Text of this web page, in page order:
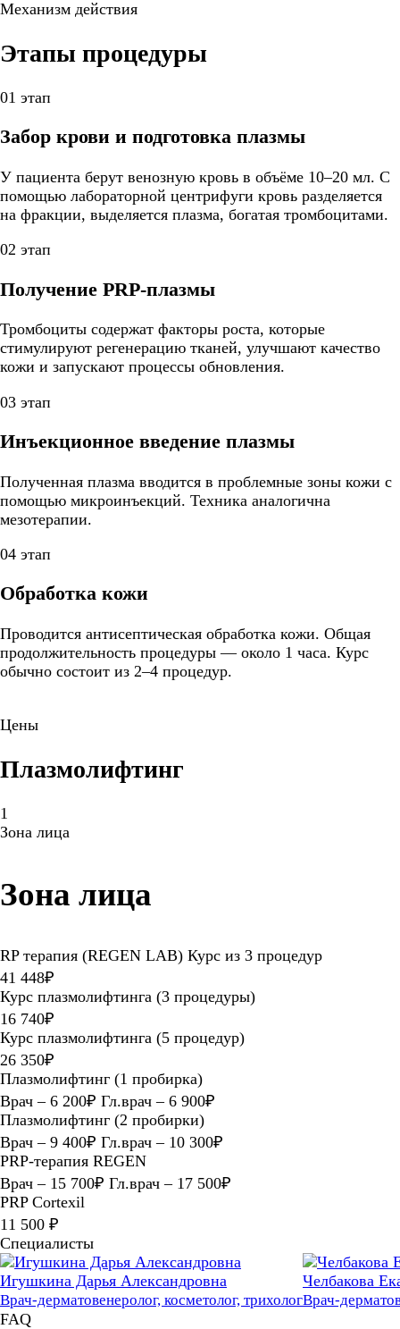
Механизм действия
Этапы процедуры
01 этап
Забор крови и подготовка плазмы
У пациента берут венозную кровь в объёме 10–20 мл. С
помощью лабораторной центрифуги кровь разделяется
на фракции, выделяется плазма, богатая тромбоцитами.
02 этап
Получение PRP-плазмы
Тромбоциты содержат факторы роста, которые
стимулируют регенерацию тканей, улучшают качество
кожи и запускают процессы обновления.
03 этап
Инъекционное введение плазмы
Полученная плазма вводится в проблемные зоны кожи с
помощью микроинъекций. Техника аналогична
мезотерапии.
04 этап
Обработка кожи
Проводится антисептическая обработка кожи. Общая
продолжительность процедуры — около 1 часа. Курс
обычно состоит из 2–4 процедур.
Цены
Плазмолифтинг
1
Зона лица
Зона лица
RP терапия (REGEN LAB) Курс из 3 процедур
41 448₽
Курс плазмолифтинга (3 процедуры)
16 740₽
Курс плазмолифтинга (5 процедур)
26 350₽
Плазмолифтинг (1 пробирка)
Врач – 6 200₽ Гл.врач – 6 900₽
Плазмолифтинг (2 пробирки)
Врач – 9 400₽ Гл.врач – 10 300₽
PRP-терапия REGEN
Врач – 15 700₽ Гл.врач – 17 500₽
PRP Cortexil
11 500 ₽
Специалисты
Игушкина Дарья Александровна
Врач-дерматовенеролог, косметолог, трихолог
Челбакова
Врач-
FAQ